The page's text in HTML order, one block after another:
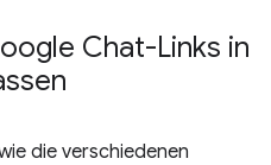
Chat-Links in
die verschiedenen